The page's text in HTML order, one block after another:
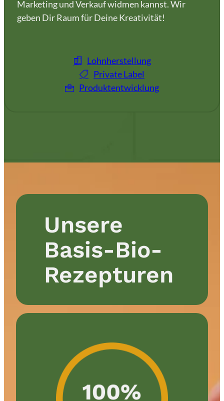
Marketing und Verkauf widmen kannst. Wir
geben Dir Raum für Deine Kreativität!
Lohnherstellung
Private Label
Produktentwicklung
Unsere
Basis-Bio-
Rezepturen